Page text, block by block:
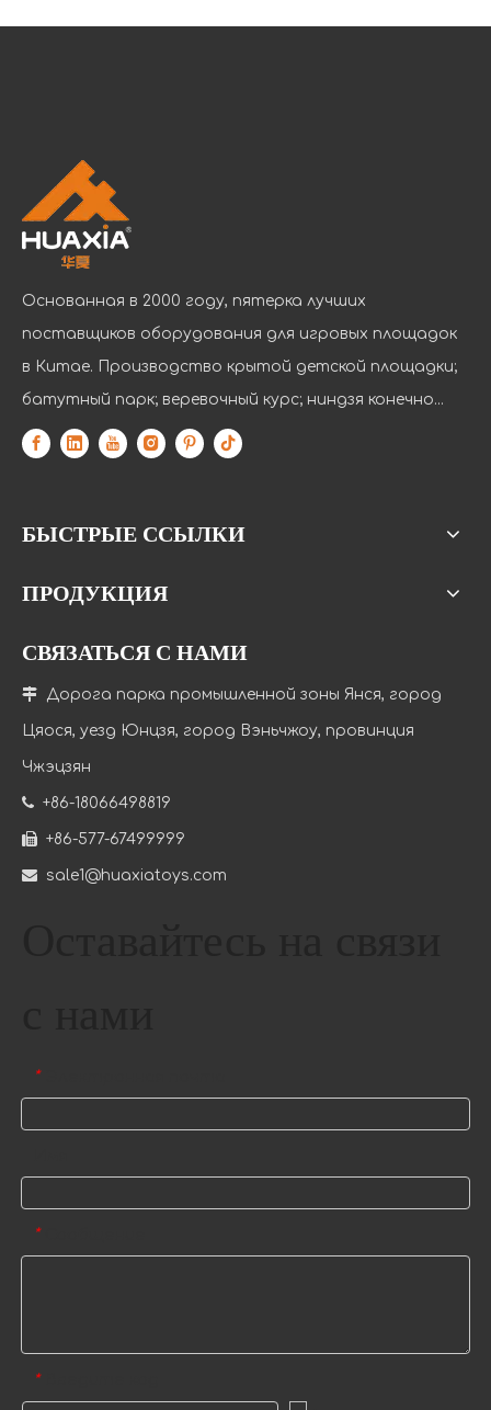
Компания с культурой и жизнеспособностью
В сегодняшней динамичной и конкурентной
Основанная в 2000 году, пятерка лучших
поставщиков оборудования для игровых площадок
в Китае. Производство крытой детской площадки;
батутный парк; веревочный курс; ниндзя конечно...
БЫСТРЫЕ ССЫЛКИ
ПРОДУКЦИЯ
СВЯЗАТЬСЯ С НАМИ
 Дорога парка промышленной зоны Янся, город
Цяося, уезд Юнцзя, город Вэньчжоу, провинция
Чжэцзян
 +86-18066498819
 +86-577-67499999
 sale1@huaxiatoys.com
*
*
*